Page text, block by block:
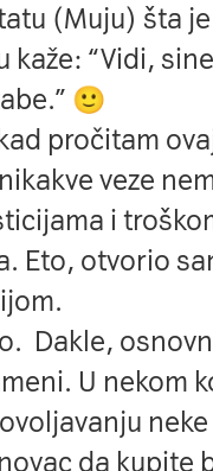
(Muju) šta
kaže: “Vidi,
🙂
pročitam
veze
i
Eto, otvorio
Dakle,
U nekom
da kupite